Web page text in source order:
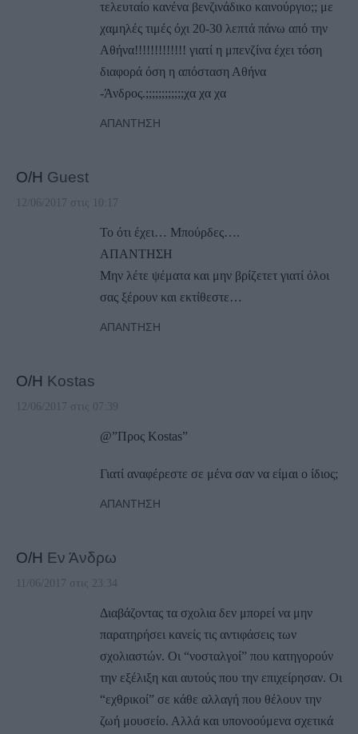
τελευταίο κανένα βενζινάδικο καινούργιο;; με
χαμηλές τιμές όχι 20-30 λεπτά πάνω από την
Αθήνα!!!!!!!!!!!!! γιατί η μπενζίνα έχει τόση
διαφορά όση η απόσταση Αθήνα
-Άνδρος.;;;;;;;;;;;;χα χα χα
ΑΠΆΝΤΗΣΗ
Ο/Η Guest
12/06/2017 στις 10:17
Το ότι έχει… Μπούρδες….
ΑΠΑΝΤΗΣΗ
Μην λέτε ψέματα και μην βρίζετετ γιατί όλοι
σας ξέρουν και εκτίθεστε…
ΑΠΆΝΤΗΣΗ
Ο/Η Kostas
12/06/2017 στις 07:39
@”Προς Kostas”
Γιατί αναφέρεστε σε μένα σαν να είμαι ο ίδιος;
ΑΠΆΝΤΗΣΗ
Ο/Η Εν Άνδρω
11/06/2017 στις 23:34
Διαβάζοντας τα σχολια δεν μπορεί να μην
παρατηρήσει κανείς τις αντιφάσεις των
σχολιαστών. Οι “νοσταλγοί” που κατηγορούν
την εξέλιξη και αυτούς που την επιχείρησαν. Οι
“εχθρικοί” σε κάθε αλλαγή που θέλουν την
ζωή μουσείο. Αλλά και υπονοούμενα σχετικά